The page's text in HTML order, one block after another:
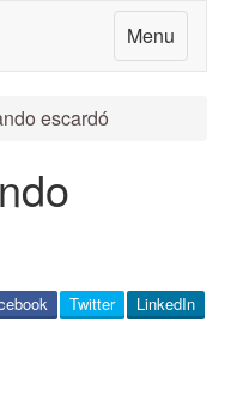
Menu
escardó
LinkedIn
Twitter